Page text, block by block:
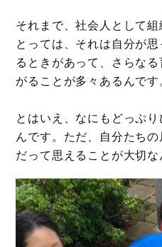
それまで、社会人として
とっては、それは自分が
るときがあって、さらな
がることが多々あるんです
とはいえ、なにもどっぷ
んです。ただ、自分たち
だって思えることが大切な